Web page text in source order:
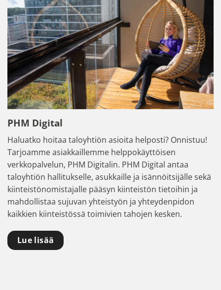
PHM Digital
Haluatko hoitaa taloyhtiön asioita helposti? Onnistuu!
Tarjoamme asiakkaillemme helppokäyttöisen
verkkopalvelun, PHM Digitalin. PHM Digital antaa
taloyhtiön hallitukselle, asukkaille ja isännöitsijälle sekä
kiinteistönomistajalle pääsyn kiinteistön tietoihin ja
mahdollistaa sujuvan yhteistyön ja yhteydenpidon
kaikkien kiinteistössä toimivien tahojen kesken.
Lue lisää